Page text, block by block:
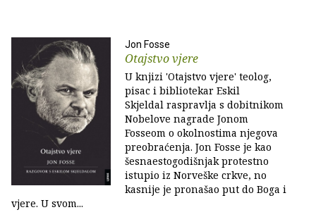
Jon Fosse
Otajstvo vjere
U knjizi 'Otajstvo vjere' teolog,
pisac i bibliotekar Eskil
Skjeldal raspravlja s dobitnikom
Nobelove nagrade Jonom
Fosseom o okolnostima njegova
preobraćenja. Jon Fosse je kao
šesnaestogodišnjak protestno
istupio iz Norveške crkve, no
kasnije je pronašao put do Boga i
vjere. U svom...